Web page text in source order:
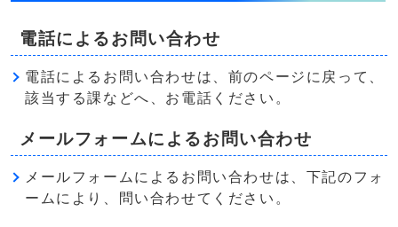
電話によるお問い合わせ
電話によるお問い合わせは、前のページに戻って、
該当する課などへ、お電話ください。
メールフォームによるお問い合わせ
メールフォームによるお問い合わせは、下記のフォ
ームにより、問い合わせてください。